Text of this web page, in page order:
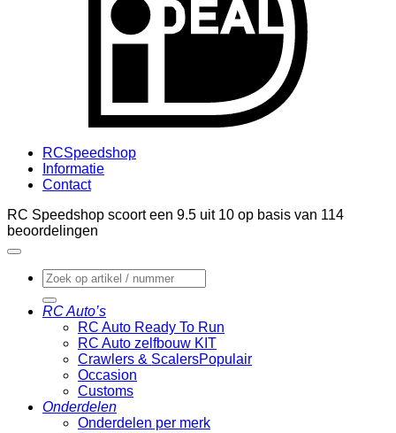
RCSpeedshop
Informatie
Contact
RC Speedshop scoort een 9.5 uit 10 op basis van 114
beoordelingen
Zoeken
naar:
RC Auto’s
RC Auto Ready To Run
RC Auto zelfbouw KIT
Crawlers & Scalers
Occasion
Customs
Onderdelen
Onderdelen per merk